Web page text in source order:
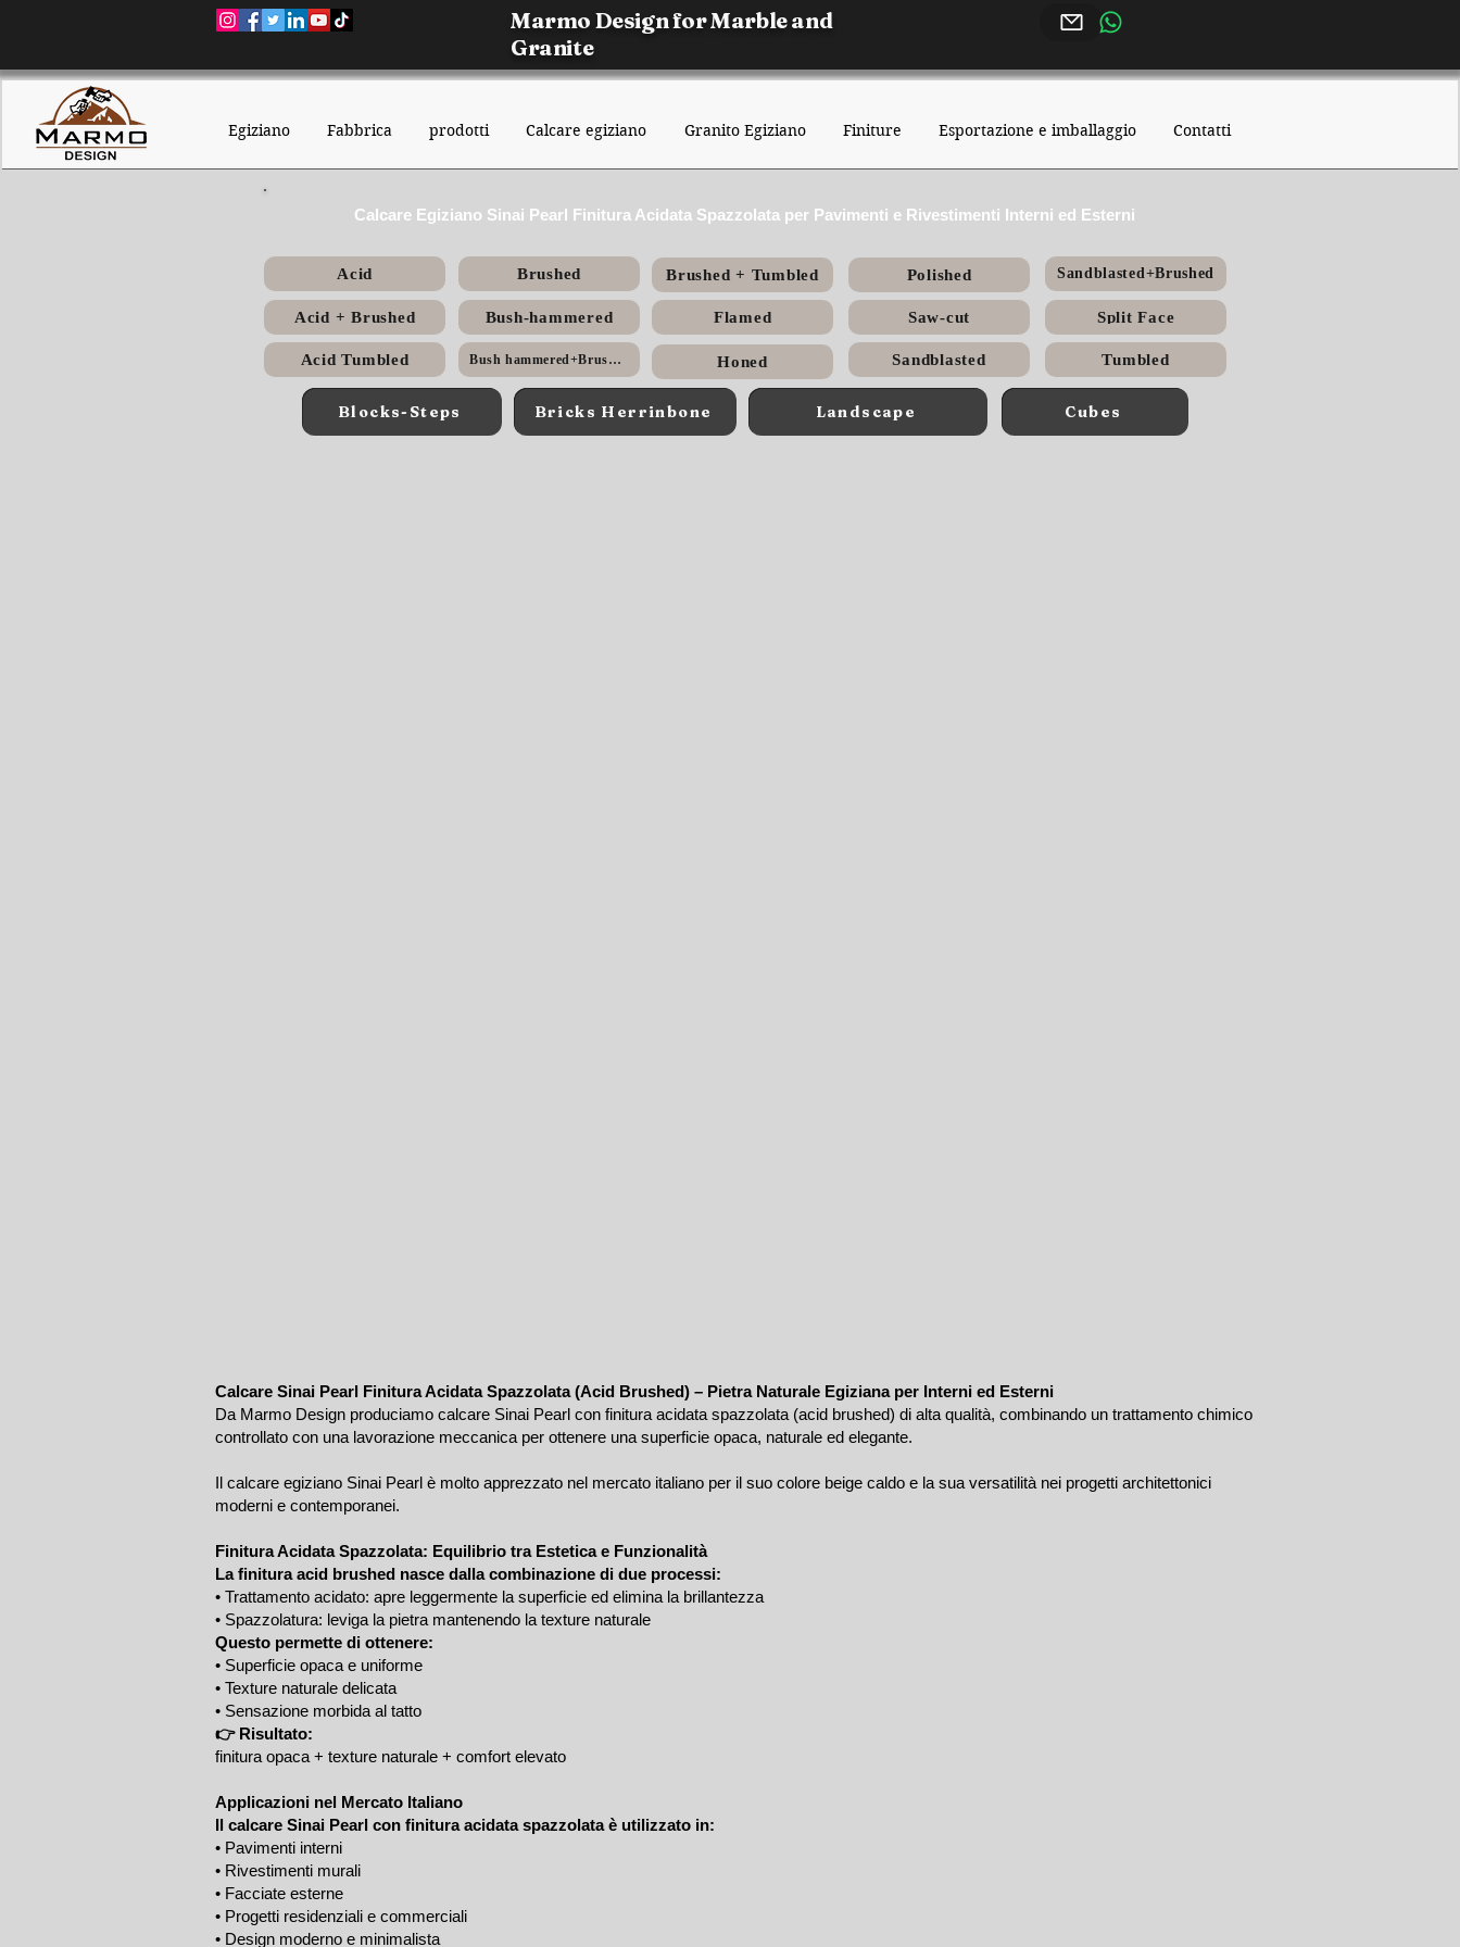
Marmo Design for Marble and
Granite
Egiziano Fabbrica prodotti Calcare egiziano Granito Egiziano Finiture Esportazione e imballaggio Contatti
Calcare Egiziano Sinai Pearl Finitura Acidata Spazzolata per Pavimenti e Rivestimenti Interni ed Esterni
Acid
Acid + Brushed
Acid Tumbled
Brushed
Bush-hammered
Bush hammered+Brushed
Brushed + Tumbled
Flamed
Honed
Polished
Saw-cut
Sandblasted
Sandblasted+Brushed
Split Face
Tumbled
Blocks-Steps Bricks Herrinbone Landscape Cubes
Calcare Sinai Pearl Finitura Acidata Spazzolata (Acid Brushed) – Pietra Naturale Egiziana per Interni ed Esterni
Da Marmo Design produciamo calcare Sinai Pearl con finitura acidata spazzolata (acid brushed) di alta qualità, combinando un trattamento chimico
controllato con una lavorazione meccanica per ottenere una superficie opaca, naturale ed elegante.
Il calcare egiziano Sinai Pearl è molto apprezzato nel mercato italiano per il suo colore beige caldo e la sua versatilità nei progetti architettonici
moderni e contemporanei.
Finitura Acidata Spazzolata: Equilibrio tra Estetica e Funzionalità
La finitura acid brushed nasce dalla combinazione di due processi:
• Trattamento acidato: apre leggermente la superficie ed elimina la brillantezza
• Spazzolatura: leviga la pietra mantenendo la texture naturale
Questo permette di ottenere:
• Superficie opaca e uniforme
• Texture naturale delicata
• Sensazione morbida al tatto
👉 Risultato:
finitura opaca + texture naturale + comfort elevato
Applicazioni nel Mercato Italiano
Il calcare Sinai Pearl con finitura acidata spazzolata è utilizzato in:
• Pavimenti interni
• Rivestimenti murali
• Facciate esterne
• Progetti residenziali e commerciali
• Design moderno e minimalista